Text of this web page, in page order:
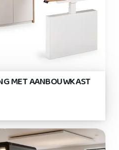
MET AANBOUWKAST